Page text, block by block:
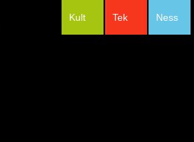
Ness
Tek
Kult